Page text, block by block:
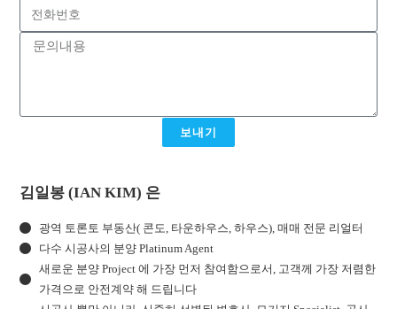
보내기
김일봉 (IAN KIM) 은
광역 토론토 부동산( 콘도, 타운하우스, 하우스), 매매 전문 리얼터
다수 시공사의 분양 Platinum Agent
새로운 분양 Project 에 가장 먼저 참여함으로서, 고객께 가장 저렴한
가격으로 안전계약 해 드립니다